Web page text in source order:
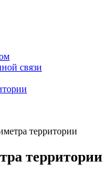
связи
территории
территории